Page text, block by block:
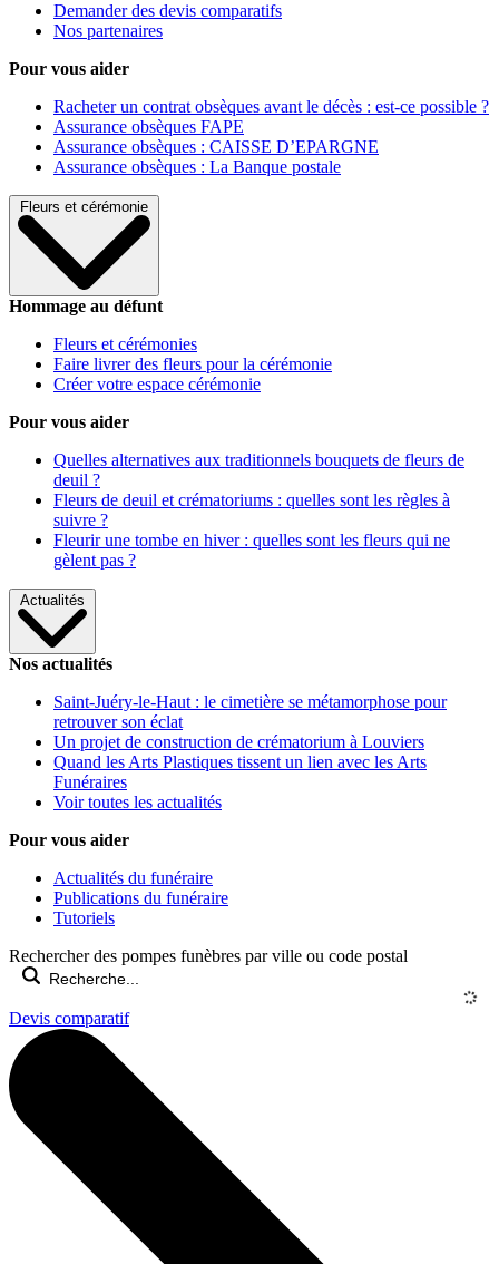
Demander des devis comparatifs
Nos partenaires
Pour vous aider
Racheter un contrat obsèques avant le décès : est-ce possible ?
Assurance obsèques FAPE
Assurance obsèques : CAISSE D’EPARGNE
Assurance obsèques : La Banque postale
Fleurs et cérémonie
Hommage au défunt
Fleurs et cérémonies
Faire livrer des fleurs pour la cérémonie
Créer votre espace cérémonie
Pour vous aider
Quelles alternatives aux traditionnels bouquets de fleurs de
deuil ?
Fleurs de deuil et crématoriums : quelles sont les règles à
suivre ?
Fleurir une tombe en hiver : quelles sont les fleurs qui ne
gèlent pas ?
Actualités
Nos actualités
Saint-Juéry-le-Haut : le cimetière se métamorphose pour
retrouver son éclat
Un projet de construction de crématorium à Louviers
Quand les Arts Plastiques tissent un lien avec les Arts
Funéraires
Voir toutes les actualités
Pour vous aider
Actualités du funéraire
Publications du funéraire
Tutoriels
Rechercher des pompes funèbres par ville ou code postal
Devis comparatif